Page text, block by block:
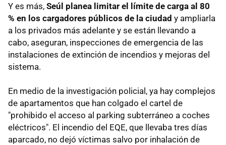
Y es más, Seúl planea limitar el límite de carga al 80
% en los cargadores públicos de la ciudad y ampliarla
a los privados más adelante y se están llevando a
cabo, aseguran, inspecciones de emergencia de las
instalaciones de extinción de incendios y mejoras del
sistema.
En medio de la investigación policial, ya hay complejos
de apartamentos que han colgado el cartel de
"prohibido el acceso al parking subterráneo a coches
eléctricos". El incendio del EQE, que llevaba tres días
aparcado, no dejó víctimas salvo por inhalación de